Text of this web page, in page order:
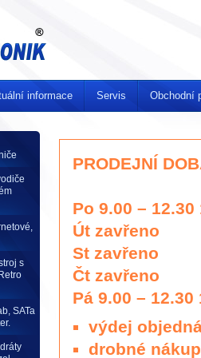
s
SATa
PRODEJNÍ
Po 9.00 – 12.30
Út zavřeno
St zavřeno
Čt zavřeno
Pá 9.00 – 12.30
výdej
drobné
informace Servis Obchodní